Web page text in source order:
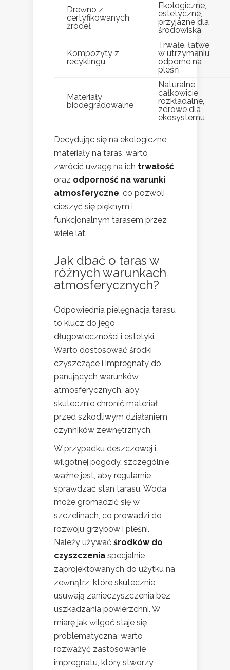
Drewno z
certyfikowanych
źródeł
Ekologiczne,
estetyczne,
przyjazne dla
środowiska
Kompozyty z
recyklingu
Trwałe, łatwe
w utrzymaniu,
odporne na
pleśń
Materiały
biodegradowalne
Naturalne,
całkowicie
rozkładalne,
zdrowe dla
ekosystemu
Decydując się na ekologiczne
materiały na taras, warto
zwrócić uwagę na ich trwałość
oraz odporność na warunki
atmosferyczne, co pozwoli
cieszyć się pięknym i
funkcjonalnym tarasem przez
wiele lat.
Jak dbać o taras w
różnych warunkach
atmosferycznych?
Odpowiednia pielęgnacja tarasu
to klucz do jego
długowieczności i estetyki.
Warto dostosować środki
czyszczące i impregnaty do
panujących warunków
atmosferycznych, aby
skutecznie chronić materiał
przed szkodliwym działaniem
czynników zewnętrznych.
W przypadku deszczowej i
wilgotnej pogody, szczególnie
ważne jest, aby regularnie
sprawdzać stan tarasu. Woda
może gromadzić się w
szczelinach, co prowadzi do
rozwoju grzybów i pleśni.
Należy używać środków do
czyszczenia specjalnie
zaprojektowanych do użytku na
zewnątrz, które skutecznie
usuwają zanieczyszczenia bez
uszkadzania powierzchni. W
miarę jak wilgoć staje się
problematyczna, warto
rozważyć zastosowanie
impregnatu, który stworzy